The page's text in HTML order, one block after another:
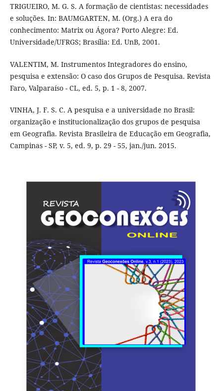
TRIGUEIRO, M. G. S. A formação de cientistas: necessidades
e soluções. In: BAUMGARTEN, M. (Org.) A era do
conhecimento: Matrix ou Ágora? Porto Alegre: Ed.
Universidade/UFRGS; Brasília: Ed. UnB, 2001.
VALENTIM, M. Instrumentos Integradores do ensino,
pesquisa e extensão: O caso dos Grupos de Pesquisa. Revista
Faro, Valparaíso - CL, ed. 5, p. 1 - 8, 2007.
VINHA, J. F. S. C. A pesquisa e a universidade no Brasil:
organização e institucionalização dos grupos de pesquisa
em Geografia. Revista Brasileira de Educação em Geografia,
Campinas - SP, v. 5, ed. 9, p. 29 - 55, jan./jun. 2015.